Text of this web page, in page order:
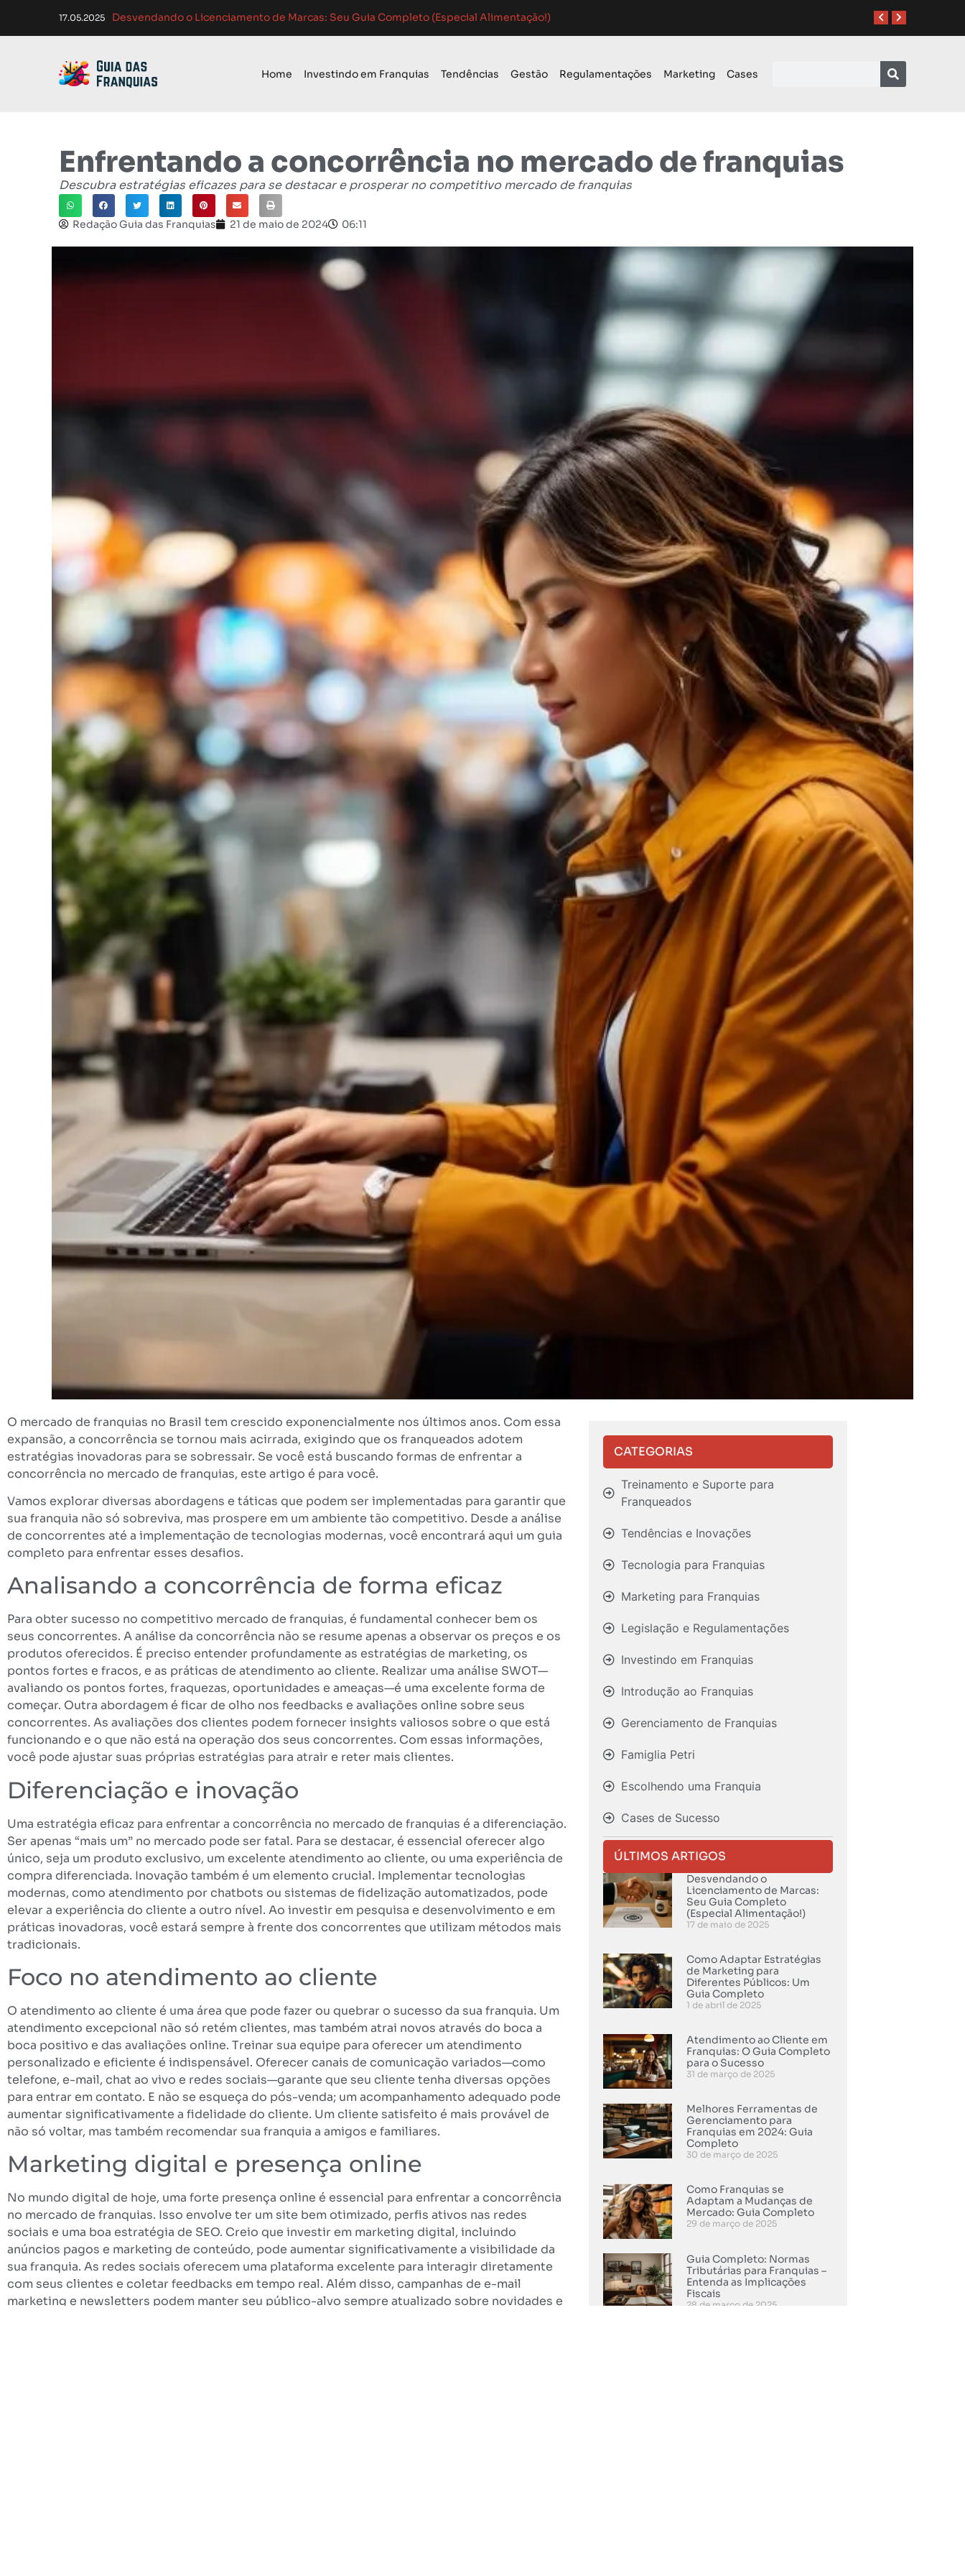
17.05.2025
01.04.2025 Como Adaptar
Atendimento ao Cliente em Franquias: O Guia Completo para o Sucesso
Melhores Ferramentas de Gerenciamento para Franquias em 2024: Guia Completo
Como Franquias se Adaptam a Mudanças de Mercado: Guia Completo
Home Investindo em Franquias Tendências Gestão Regulamentações Marketing Cases
Enfrentando a concorrência no mercado de franquias
Descubra estratégias eficazes para se destacar e prosperar no competitivo mercado de franquias
Redação Guia das Franquias 21 de maio de 2024 06:11
O mercado de franquias no Brasil tem crescido exponencialmente nos últimos anos. Com essa
expansão, a concorrência se tornou mais acirrada, exigindo que os franqueados adotem
estratégias inovadoras para se sobressair. Se você está buscando formas de enfrentar a
concorrência no mercado de franquias, este artigo é para você.
Vamos explorar diversas abordagens e táticas que podem ser implementadas para garantir que
sua franquia não só sobreviva, mas prospere em um ambiente tão competitivo. Desde a análise
de concorrentes até a implementação de tecnologias modernas, você encontrará aqui um guia
completo para enfrentar esses desafios.
Analisando a concorrência de forma eficaz
Para obter sucesso no competitivo mercado de franquias, é fundamental conhecer bem os
seus concorrentes. A análise da concorrência não se resume apenas a observar os preços e os
produtos oferecidos. É preciso entender profundamente as estratégias de marketing, os
pontos fortes e fracos, e as práticas de atendimento ao cliente. Realizar uma análise SWOT—
avaliando os pontos fortes, fraquezas, oportunidades e ameaças—é uma excelente forma de
começar. Outra abordagem é ficar de olho nos feedbacks e avaliações online sobre seus
concorrentes. As avaliações dos clientes podem fornecer insights valiosos sobre o que está
funcionando e o que não está na operação dos seus concorrentes. Com essas informações,
você pode ajustar suas próprias estratégias para atrair e reter mais clientes.
Diferenciação e inovação
Uma estratégia eficaz para enfrentar a concorrência no mercado de franquias é a diferenciação.
Ser apenas “mais um” no mercado pode ser fatal. Para se destacar, é essencial oferecer algo
único, seja um produto exclusivo, um excelente atendimento ao cliente, ou uma experiência de
compra diferenciada. Inovação também é um elemento crucial. Implementar tecnologias
modernas, como atendimento por chatbots ou sistemas de fidelização automatizados, pode
elevar a experiência do cliente a outro nível. Ao investir em pesquisa e desenvolvimento e em
práticas inovadoras, você estará sempre à frente dos concorrentes que utilizam métodos mais
tradicionais.
Foco no atendimento ao cliente
O atendimento ao cliente é uma área que pode fazer ou quebrar o sucesso da sua franquia. Um
atendimento excepcional não só retém clientes, mas também atrai novos através do boca a
boca positivo e das avaliações online. Treinar sua equipe para oferecer um atendimento
personalizado e eficiente é indispensável. Oferecer canais de comunicação variados—como
telefone, e-mail, chat ao vivo e redes sociais—garante que seu cliente tenha diversas opções
para entrar em contato. E não se esqueça do pós-venda; um acompanhamento adequado pode
aumentar significativamente a fidelidade do cliente. Um cliente satisfeito é mais provável de
não só voltar, mas também recomendar sua franquia a amigos e familiares.
Marketing digital e presença online
No mundo digital de hoje, uma forte presença online é essencial para enfrentar a concorrência
no mercado de franquias. Isso envolve ter um site bem otimizado, perfis ativos nas redes
sociais e uma boa estratégia de SEO. Creio que investir em marketing digital, incluindo
anúncios pagos e marketing de conteúdo, pode aumentar significativamente a visibilidade da
sua franquia. As redes sociais oferecem uma plataforma excelente para interagir diretamente
com seus clientes e coletar feedbacks em tempo real. Além disso, campanhas de e-mail
marketing e newsletters podem manter seu público-alvo sempre atualizado sobre novidades e
CATEGORIAS
Treinamento e Suporte para
Franqueados
Tendências e Inovações
Tecnologia para Franquias
Marketing para Franquias
Legislação e Regulamentações
Investindo em Franquias
Introdução ao Franquias
Gerenciamento de Franquias
Famiglia Petri
Escolhendo uma Franquia
Cases de Sucesso
ÚLTIMOS ARTIGOS
Desvendando o
Licenciamento de Marcas:
Seu Guia Completo
(Especial Alimentação!)
17 de maio de 2025
Como Adaptar Estratégias
de Marketing para
Diferentes Públicos: Um
Guia Completo
1 de abril de 2025
Atendimento ao Cliente em
Franquias: O Guia Completo
para o Sucesso
31 de março de 2025
Melhores Ferramentas de
Gerenciamento para
Franquias em 2024: Guia
Completo
30 de março de 2025
Como Franquias se
Adaptam a Mudanças de
Mercado: Guia Completo
29 de março de 2025
Guia Completo: Normas
Tributárias para Franquias –
Entenda as Implicações
Fiscais
28 de março de 2025